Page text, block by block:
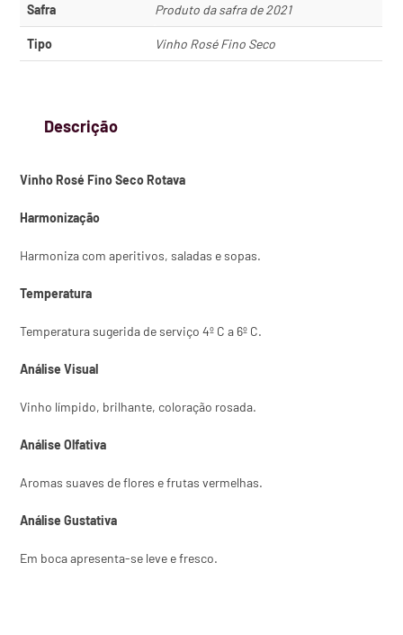
Safra Produto da safra de 2021
Tipo Vinho Rosé Fino Seco
Descrição
Vinho Rosé Fino Seco Rotava
Harmonização
Harmoniza com aperitivos, saladas e sopas.
Temperatura
Temperatura sugerida de serviço 4º C a 6º C.
Análise Visual
Vinho límpido, brilhante, coloração rosada.
Análise Olfativa
Aromas suaves de flores e frutas vermelhas.
Análise Gustativa
Em boca apresenta-se leve e fresco.